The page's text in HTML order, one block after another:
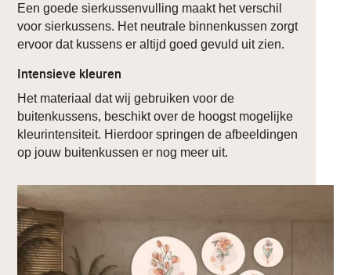
Een goede sierkussenvulling maakt het verschil
voor sierkussens. Het neutrale binnenkussen zorgt
ervoor dat kussens er altijd goed gevuld uit zien.
Intensieve kleuren
Het materiaal dat wij gebruiken voor de
buitenkussens, beschikt over de hoogst mogelijke
kleurintensiteit. Hierdoor springen de afbeeldingen
op jouw buitenkussen er nog meer uit.